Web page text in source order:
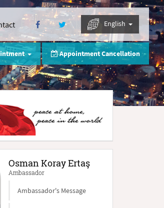
English
Appointment Cancellation
Osman Koray Ertaş
Ambassador
Ambassador's Message